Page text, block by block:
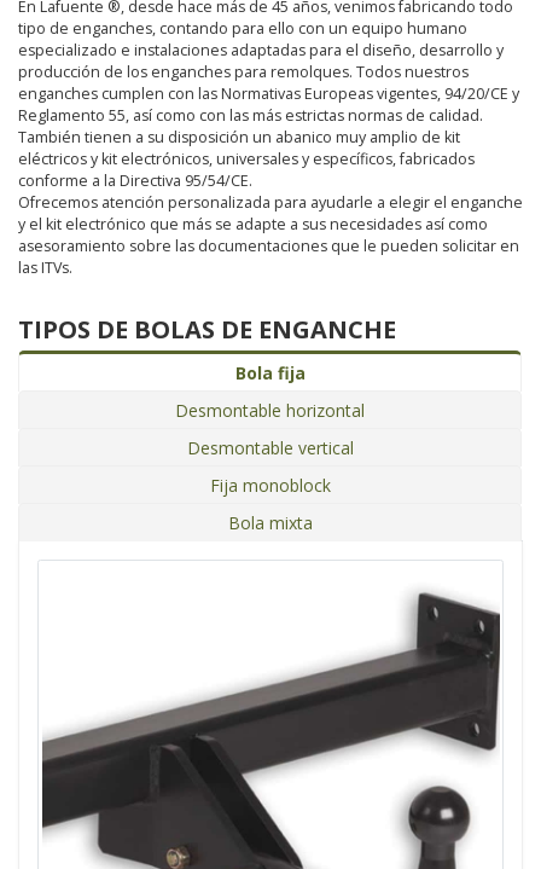
En Lafuente ®, desde hace más de 45 años, venimos fabricando todo
tipo de enganches, contando para ello con un equipo humano
especializado e instalaciones adaptadas para el diseño, desarrollo y
producción de los enganches para remolques. Todos nuestros
enganches cumplen con las Normativas Europeas vigentes, 94/20/CE y
Reglamento 55, así como con las más estrictas normas de calidad.
También tienen a su disposición un abanico muy amplio de kit
eléctricos y kit electrónicos, universales y específicos, fabricados
conforme a la Directiva 95/54/CE.
Ofrecemos atención personalizada para ayudarle a elegir el enganche
y el kit electrónico que más se adapte a sus necesidades así como
asesoramiento sobre las documentaciones que le pueden solicitar en
las ITVs.
TIPOS DE BOLAS DE ENGANCHE
Bola fija
Desmontable horizontal
Desmontable vertical
Fija monoblock
Bola mixta